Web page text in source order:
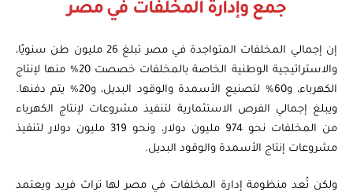
جمع وإدارة المخلفات في مصر
إن إجمالي المخلفات المتواجدة في مصر تبلغ 26 مليون طن سنويًا،
والاستراتيجية الوطنية الخاصة بالمخلفات خصصت 20% منها لإنتاج
الكهرباء، و60% لتصنيع الأسمدة والوقود البديل، و20% يتم دفنها.
ويبلغ إجمالي الفرص الاستثمارية لتنفيذ مشروعات لإنتاج الكهرباء
من المخلفات نحو 974 مليون دولار، ونحو 319 مليون دولار لتنفيذ
مشروعات إنتاج الأسمدة والوقود البديل.
ولكن تُعد منظومة إدارة المخلفات في مصر لها تراث فريد ويعتمد